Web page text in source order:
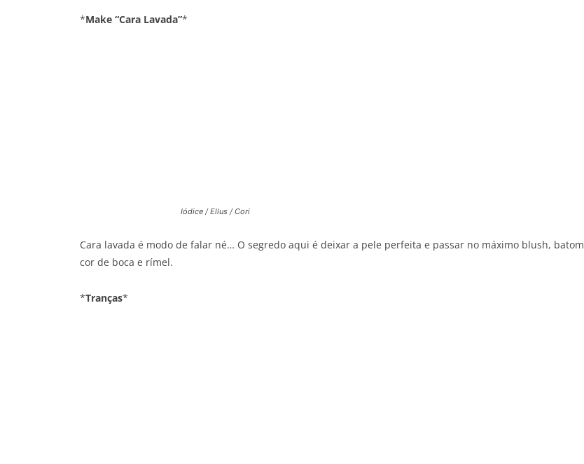
*Make “Cara Lavada”*
Iódice / Ellus / Cori
Cara lavada é modo de falar né… O segredo aqui é deixar a pele perfeita e passar no máximo blush, batom
cor de boca e rímel.
*Tranças*